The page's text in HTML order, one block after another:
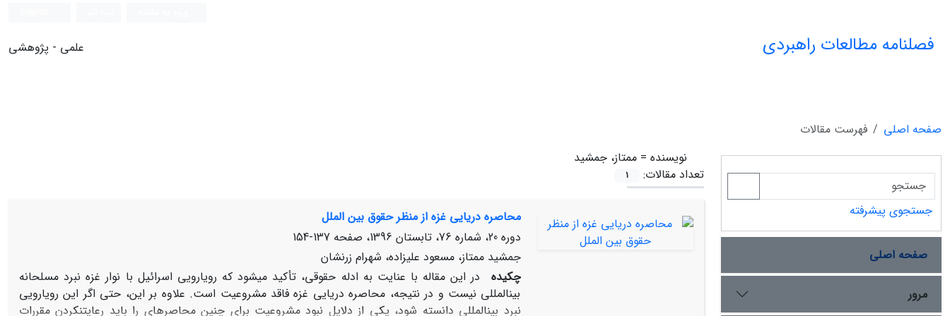
فصلنامه مطالعات راهبردی علمی - پژوهشی
صفحه اصلی
فهرست مقالات
نویسنده = ممتاز، جمشید
تعداد مقالات:
1
محاصره دریایی غزه از منظر حقوق بین‏ الملل
دوره 20، شماره 76، تابستان 1396، صفحه
137-154
جمشید ممتاز، مسعود علیزاده، شهرام زرنشان
چکیده
در این مقاله با عنایت به ادله حقوقی، تأکید می‏شود که رویارویی اسرائیل با نوار غزه نبرد مسلحانه
بین‏المللی نیست و در نتیجه، محاصره دریایی غزه فاقد مشروعیت است. علاوه بر این، حتی اگر این رویارویی
نبرد بین‏المللی دانسته شود، یکی از دلایل نبود مشروعیت برای چنین محاصره‏ای را باید رعایت‏نکردن مقررات
جستجوی پیشرفته
صفحه اصلی
مرور